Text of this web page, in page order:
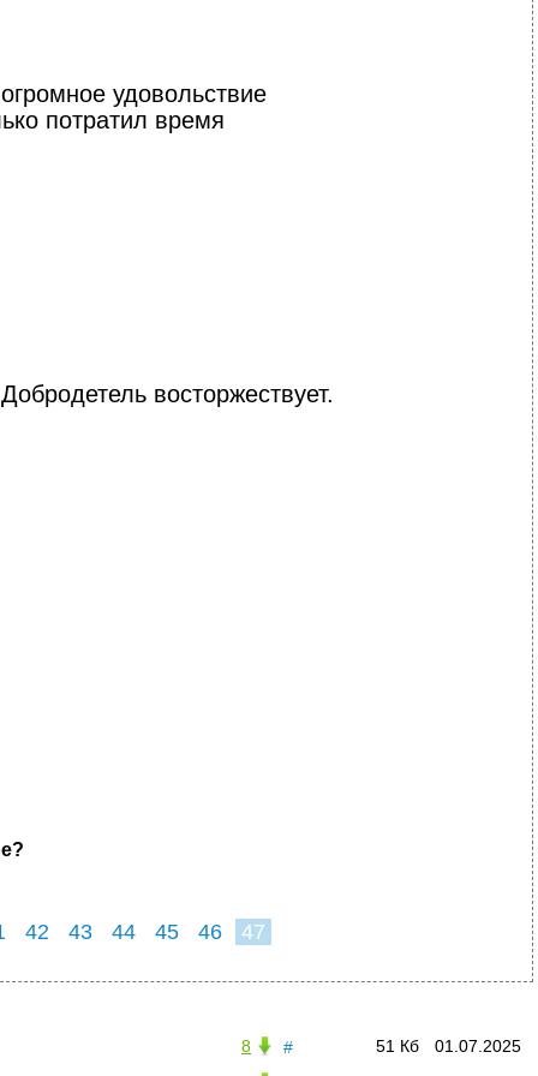
удовольствие
потратил время
восторжествует.
42 43 44 45 46 47
# 01.07.2025
51 Кб
8